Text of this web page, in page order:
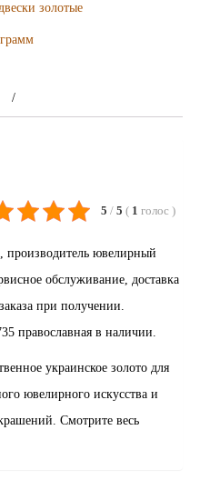
золотые
5 / 5 ( 1 голос )
производитель ювелирный
обслуживание, доставка
при получении.
православная в наличии.
украинское золото для
ювелирного искусства и
Смотрите весь